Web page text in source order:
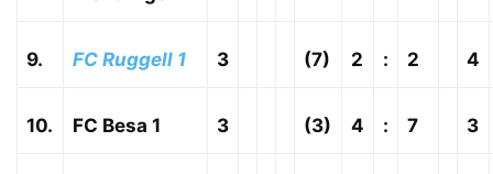
9. FC Ruggell 1 3 (7) 2 : 2 4
10. FC Besa 1 3 (3) 4 : 7 3